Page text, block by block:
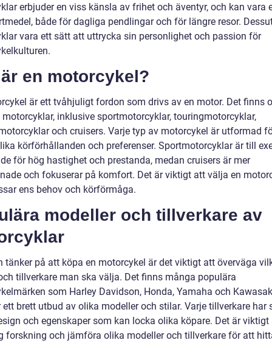
erbjuder en viss känsla av frihet och äventyr, och kan vara
både för dagliga pendlingar och för längre resor.
vara ett sätt att uttrycka sin personlighet och passion för
en motorcykel?
är ett tvåhjuligt fordon som drivs av en motor. Det finns
motorcyklar, inklusive sportmotorcyklar, touringmotorcyklar,
och cruisers. Varje typ av motorcykel är utformad
körförhållanden och preferenser. Sportmotorcyklar är till
för hög hastighet och prestanda, medan cruisers är mer
och fokuserar på komfort. Det är viktigt att välja en
ens behov och körförmåga.
modeller och tillverkare av
tänker på att köpa en motorcykel är det viktigt att överväga
tillverkare man ska välja. Det finns många populära
som Harley Davidson, Honda, Yamaha och
ett brett utbud av olika modeller och stilar. Varje tillverkare har
och egenskaper som kan locka olika köpare. Det är viktigt
forskning och jämföra olika modeller och tillverkare för att